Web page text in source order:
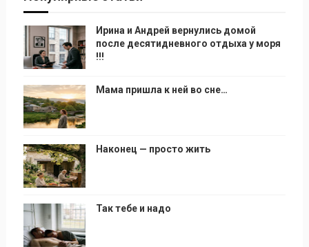
Ирина и Андрей вернулись домой
после десятидневного отдыха у моря
!!!
Мама пришла к ней во сне…
Наконец — просто жить
Так тебе и надо